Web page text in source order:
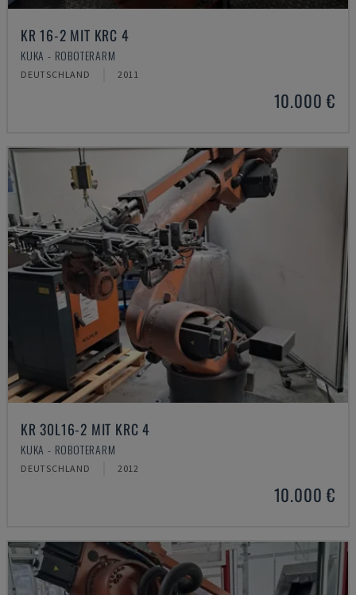
KR 16-2 MIT KRC 4
KUKA - ROBOTERARM
DEUTSCHLAND 2011
10.000 €
KR 30L16-2 MIT KRC 4
KUKA - ROBOTERARM
DEUTSCHLAND 2012
10.000 €